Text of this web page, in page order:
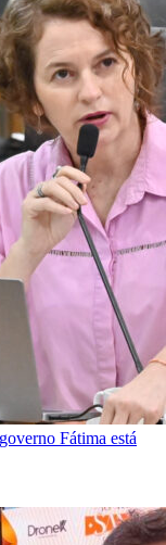
Fátima está